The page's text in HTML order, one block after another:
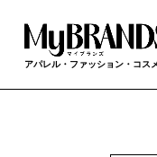
アパレル・ファッション・コス